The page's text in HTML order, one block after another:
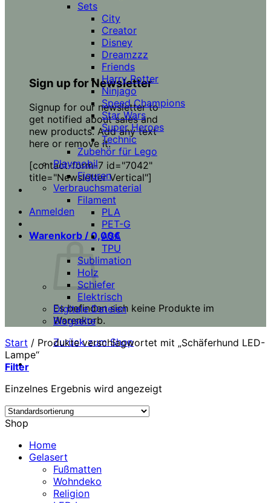
Sign up for Newsletter
Signup for our newsletter to
get notified about sales and
new products. Add any text
here or remove it.
[contact-form-7 id="7042"
title="Newsletter Vertical"]
Anmelden
Warenkorb / 0,00€
Es befinden sich keine Produkte im
Warenkorb.
Zurück zum Shop
Sets
City
Creator
Disney
Dreamzzz
Friends
Harry Potter
Ninjago
Speed Champions
Star Wars
Super Heroes
Technic
Zubehör für Lego
Playmobil
Figuren
Verbrauchsmaterial
Filament
PLA
PET-G
ASA
TPU
Sublimation
Holz
Schiefer
Elektrisch
Digitale Dateien
Blogseite
Start / Produkte verschlagwortet mit „Schäferhund LED-
Lampe“
Filter
Einzelnes Ergebnis wird angezeigt
Shop
Home
Gelasert
Fußmatten
Wohndeko
Religion